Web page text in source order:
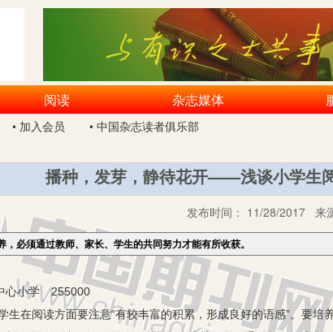
阅读 杂志媒体
• 加入会员 • 中国杂志读者俱乐部
播种，发芽，静待花开——浅谈小学生
发布时间： 11/28/2017 来
，必须通过教师、家长、学生的共同努力才能有所收获。
心小学 255000
阅读方面要注意“有较丰富的积累，形成良好的语感”。要培